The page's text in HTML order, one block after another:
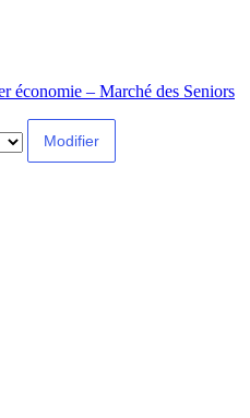
– Marché des Seniors